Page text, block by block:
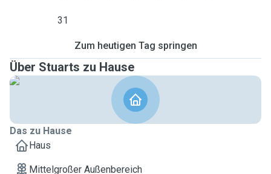
31
Zum heutigen Tag springen
Über Stuarts zu Hause
Das zu Hause
Haus
Mittelgroßer Außenbereich